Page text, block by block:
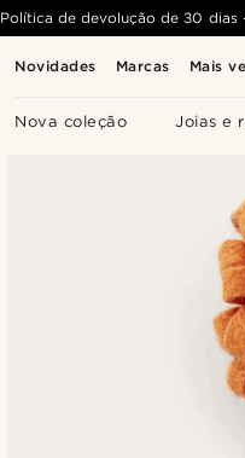
Novidades Marcas Mais
Nova coleção Joias e
Política de devolução de 30 dias